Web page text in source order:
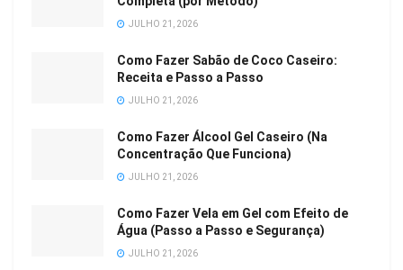
JULHO 21, 2026
Como Fazer Sabão de Coco Caseiro:
Receita e Passo a Passo
JULHO 21, 2026
Como Fazer Álcool Gel Caseiro (Na
Concentração Que Funciona)
JULHO 21, 2026
Como Fazer Vela em Gel com Efeito de
Água (Passo a Passo e Segurança)
JULHO 21, 2026